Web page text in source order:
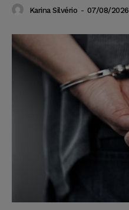
Karina Silvério - 07/08/2026